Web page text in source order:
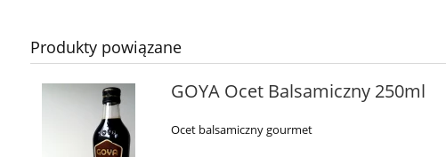
Produkty powiązane
GOYA Ocet Balsamiczny 250ml
Ocet balsamiczny gourmet